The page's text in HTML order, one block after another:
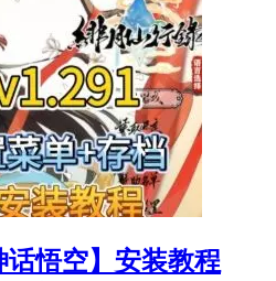
悟空】安装教程